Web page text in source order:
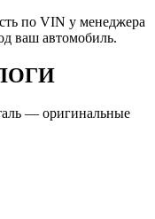
по VIN у менеджера
ваш автомобиль.
— оригинальные